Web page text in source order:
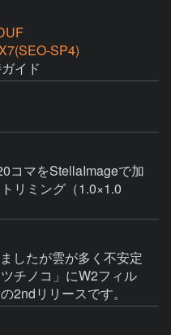
SP4)
イド
コマをStellaImageで加
リミング（1.0×1.0
したが雲が多く不安定
チノコ」にW2フィル
2ndリリースです。